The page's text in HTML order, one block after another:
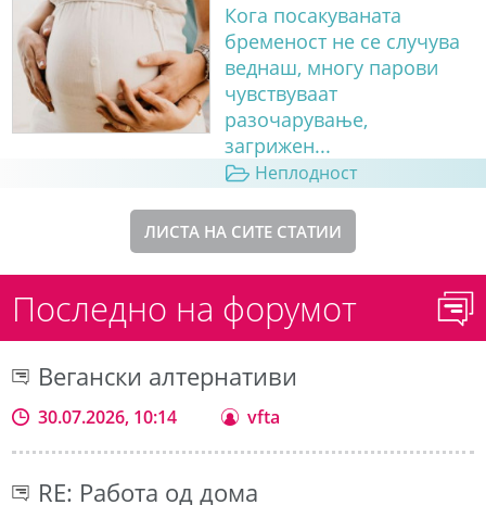
Кога посакуваната
бременост не се случува
веднаш, многу парови
чувствуваат
разочарување,
загрижен...
Неплодност
ЛИСТА НА СИТЕ СТАТИИ
Последно на форумот
Вегански алтернативи
30.07.2026, 10:14 vfta
RE: Работа од дома